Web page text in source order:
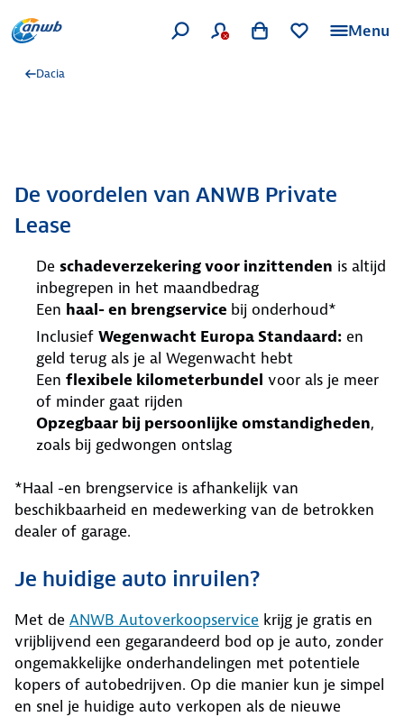
Menu
Dacia
De voordelen van ANWB Private
Lease
De schadeverzekering voor inzittenden is altijd
inbegrepen in het maandbedrag
Een haal- en brengservice bij onderhoud*
Inclusief Wegenwacht Europa Standaard: en
geld terug als je al Wegenwacht hebt
Een flexibele kilometerbundel voor als je meer
of minder gaat rijden
Opzegbaar bij persoonlijke omstandigheden,
zoals bij gedwongen ontslag
*Haal -en brengservice is afhankelijk van
beschikbaarheid en medewerking van de betrokken
dealer of garage.
Je huidige auto inruilen?
Met de ANWB Autoverkoopservice krijg je gratis en
vrijblijvend een gegarandeerd bod op je auto, zonder
ongemakkelijke onderhandelingen met potentiele
kopers of autobedrijven. Op die manier kun je simpel
en snel je huidige auto verkopen als de nieuwe